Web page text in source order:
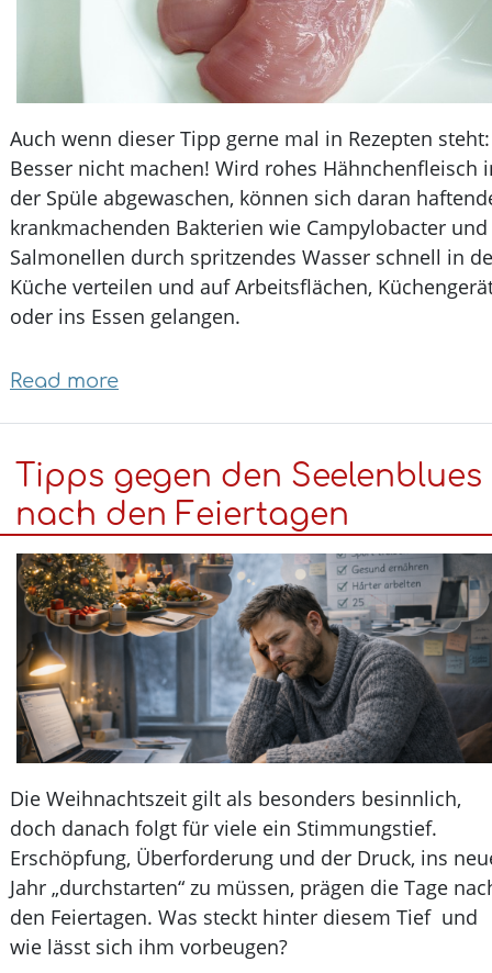
Auch wenn dieser Tipp gerne mal in Rezepten
Besser nicht machen! Wird rohes
der Spüle abgewaschen, können sich daran
krankmachenden Bakterien wie Campylobacter
Salmonellen durch spritzendes Wasser schnell in
Küche verteilen und auf Arbeitsflächen,
oder ins Essen gelangen.
Read more
dem
Prüfstand:
Hähnchenfleisch
muss
vor
dem
Zubereiten
gewaschen
werden
Tipps gegen den
nach den Feiertagen
Die Weihnachtszeit gilt als besonders besinnlich,
doch danach folgt für viele ein Stimmungstief.
Erschöpfung, Überforderung und der Druck, ins
Jahr „durchstarten“ zu müssen, prägen die Tage
den Feiertagen. Was steckt hinter diesem Tief
wie lässt sich ihm vorbeugen?